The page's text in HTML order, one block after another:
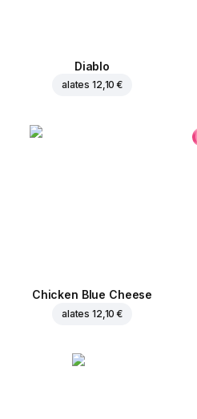
Diablo
alates 12,10 €
Chicken Blue Cheese
alates 12,10 €